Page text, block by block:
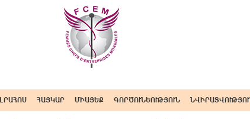
ԼՐԱՀՈՍ ՀԱՅԿԱՐ ՄԻԱՑԵՔ ԳՈՐԾՈՒՆԵՈՒԹՅՈՒՆ